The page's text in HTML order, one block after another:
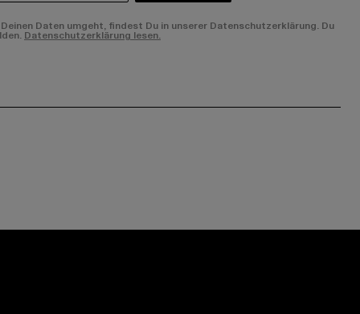
Daten umgeht, findest Du in unserer Datenschutzerklärung. Du
Datenschutzerklärung lesen.